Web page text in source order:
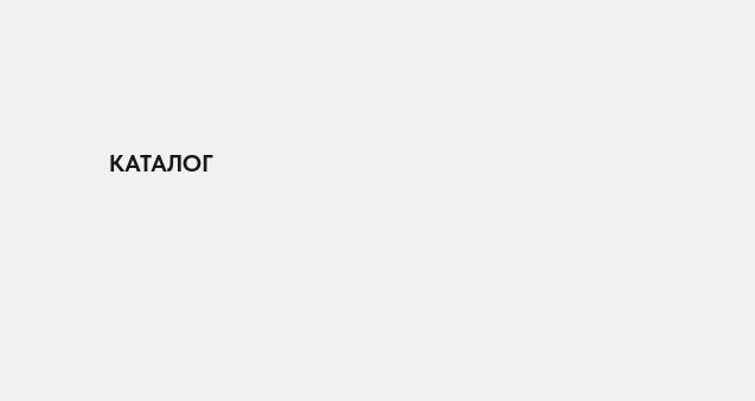
КАТАЛОГ